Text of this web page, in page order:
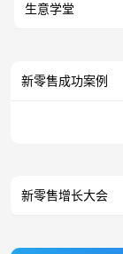
生意学堂
新零售成功案例
新零售增长大会